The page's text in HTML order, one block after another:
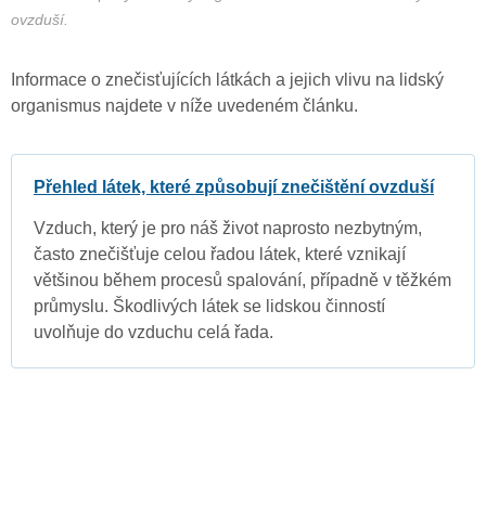
ovzduší.
Informace o znečisťujících látkách a jejich vlivu na lidský
organismus najdete v níže uvedeném článku.
Přehled látek, které způsobují znečištění ovzduší
Vzduch, který je pro náš život naprosto nezbytným,
často znečišťuje celou řadou látek, které vznikají
většinou během procesů spalování, případně v těžkém
průmyslu. Škodlivých látek se lidskou činností
uvolňuje do vzduchu celá řada.